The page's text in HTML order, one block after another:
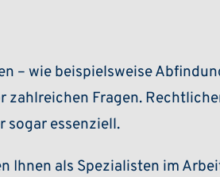
– wie beispielsweise
Fragen.
sogar essenziell.
Ihnen als Spezialisten im